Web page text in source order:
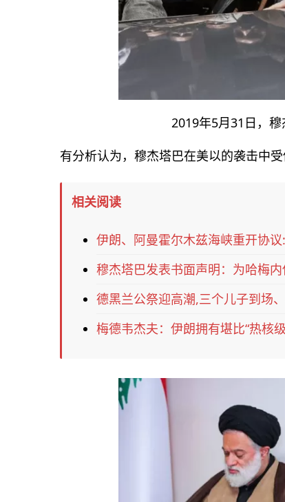
2019年5月31日，穆
有分析认为，穆杰塔巴在美以的袭击中
相关阅读
伊朗、阿曼霍尔木兹海峡重开协
穆杰塔巴发表书面声明：为哈梅
德黑兰公祭迎高潮,三个儿子到场
梅德韦杰夫：伊朗拥有堪比“热核